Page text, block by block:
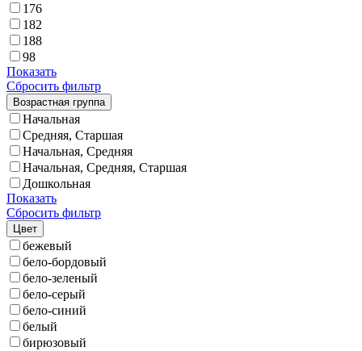
176
182
188
98
Показать
Сбросить фильтр
Возрастная группа
Начальная
Средняя, Старшая
Начальная, Средняя
Начальная, Средняя, Старшая
Дошкольная
Показать
Сбросить фильтр
Цвет
бежевый
бело-бордовый
бело-зеленый
бело-серый
бело-синий
белый
бирюзовый